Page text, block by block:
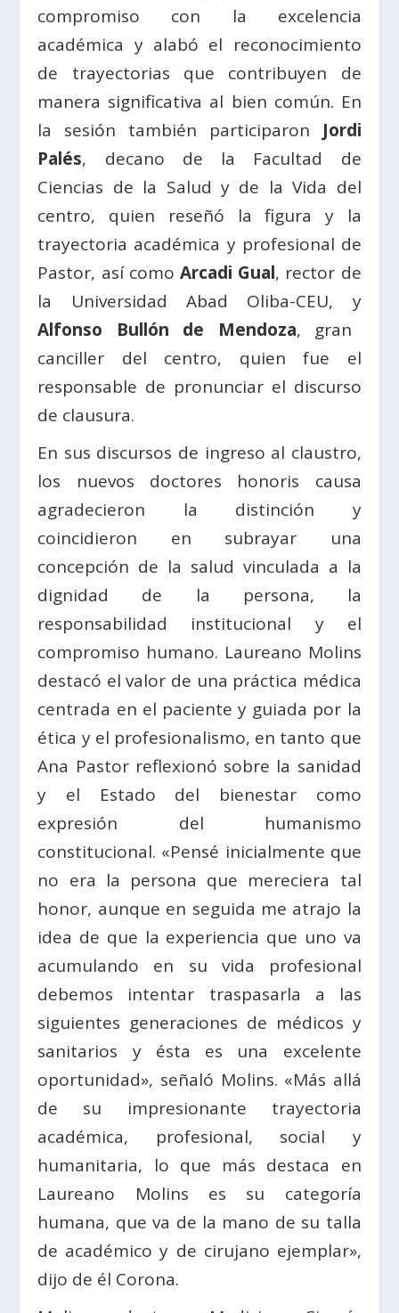
compromiso con la excelencia
académica y alabó el reconocimiento
de trayectorias que contribuyen de
manera significativa al bien común. En
la sesión también participaron Jordi
Palés, decano de la Facultad de
Ciencias de la Salud y de la Vida del
centro, quien reseñó la figura y la
trayectoria académica y profesional de
Pastor, así como Arcadi Gual, rector de
la Universidad Abad Oliba-CEU, y
Alfonso Bullón de Mendoza, gran
canciller del centro, quien fue el
responsable de pronunciar el discurso
de clausura.
En sus discursos de ingreso al claustro,
los nuevos doctores honoris causa
agradecieron la distinción y
coincidieron en subrayar una
concepción de la salud vinculada a la
dignidad de la persona, la
responsabilidad institucional y el
compromiso humano. Laureano Molins
destacó el valor de una práctica médica
centrada en el paciente y guiada por la
ética y el profesionalismo, en tanto que
Ana Pastor reflexionó sobre la sanidad
y el Estado del bienestar como
expresión del humanismo
constitucional. «Pensé inicialmente que
no era la persona que mereciera tal
honor, aunque en seguida me atrajo la
idea de que la experiencia que uno va
acumulando en su vida profesional
debemos intentar traspasarla a las
siguientes generaciones de médicos y
sanitarios y ésta es una excelente
oportunidad», señaló Molins. «Más allá
de su impresionante trayectoria
académica, profesional, social y
humanitaria, lo que más destaca en
Laureano Molins es su categoría
humana, que va de la mano de su talla
de académico y de cirujano ejemplar»,
dijo de él Corona.